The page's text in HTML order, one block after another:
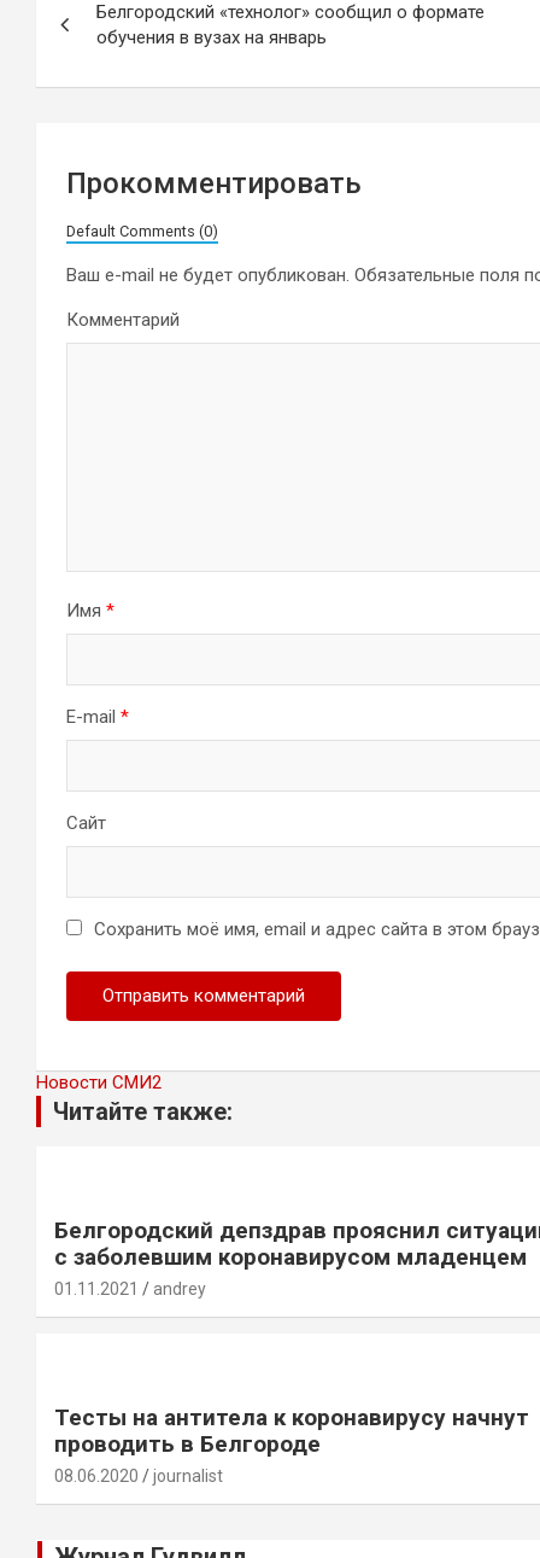
по
записям
Белгородский «технолог» сообщил о формате
обучения в вузах на январь
Прокомментировать
Default Comments (0)
Ваш e-mail не будет опубликован. Обязательные поля
Комментарий
Имя *
E-mail *
Сайт
Сохранить моё имя, email и адрес сайта в этом
Новости СМИ2
Читайте также:
Белгородский депздрав прояснил
с заболевшим коронавирусом младенцем
01.11.2021 andrey
Тесты на антитела к коронавирусу начнут
проводить в Белгороде
08.06.2020 journalist